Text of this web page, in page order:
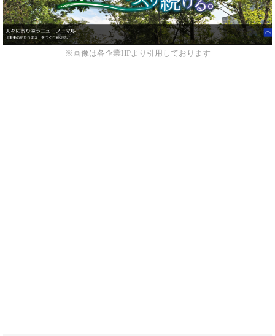
※画像は各企業HPより引用しております